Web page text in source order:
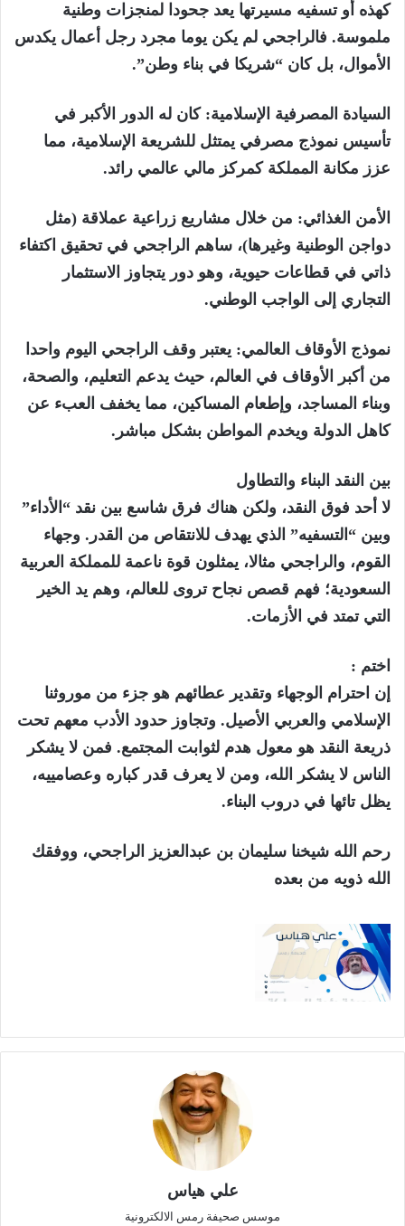
كهذه أو تسفيه مسيرتها يعد جحودا لمنجزات وطنية
ملموسة. فالراجحي لم يكن يوما مجرد رجل أعمال يكدس
الأموال، بل كان “شريكا في بناء وطن”.
السيادة المصرفية الإسلامية: كان له الدور الأكبر في
تأسيس نموذج مصرفي يمتثل للشريعة الإسلامية، مما
عزز مكانة المملكة كمركز مالي عالمي رائد.
الأمن الغذائي: من خلال مشاريع زراعية عملاقة (مثل
دواجن الوطنية وغيرها)، ساهم الراجحي في تحقيق اكتفاء
ذاتي في قطاعات حيوية، وهو دور يتجاوز الاستثمار
التجاري إلى الواجب الوطني.
نموذج الأوقاف العالمي: يعتبر وقف الراجحي اليوم واحدا
من أكبر الأوقاف في العالم، حيث يدعم التعليم، والصحة،
وبناء المساجد، وإطعام المساكين، مما يخفف العبء عن
كاهل الدولة ويخدم المواطن بشكل مباشر.
بين النقد البناء والتطاول
لا أحد فوق النقد، ولكن هناك فرق شاسع بين نقد “الأداء”
وبين “التسفيه” الذي يهدف للانتقاص من القدر. وجهاء
القوم، والراجحي مثالا، يمثلون قوة ناعمة للمملكة العربية
السعودية؛ فهم قصص نجاح تروى للعالم، وهم يد الخير
التي تمتد في الأزمات.
اختم :
إن احترام الوجهاء وتقدير عطائهم هو جزء من موروثنا
الإسلامي والعربي الأصيل. وتجاوز حدود الأدب معهم تحت
ذريعة النقد هو معول هدم لثوابت المجتمع. فمن لا يشكر
الناس لا يشكر الله، ومن لا يعرف قدر كباره وعصامييه،
يظل تائها في دروب البناء.
رحم الله شيخنا سليمان بن عبدالعزيز الراجحي، ووفقك
الله ذويه من بعده
علي هياس
موسس صحيفة رمس الالكترونية